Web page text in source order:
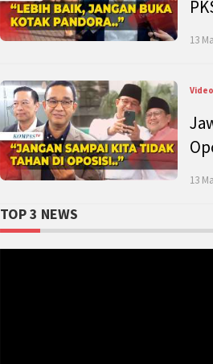
13
Video
13
TOP 3 NEWS